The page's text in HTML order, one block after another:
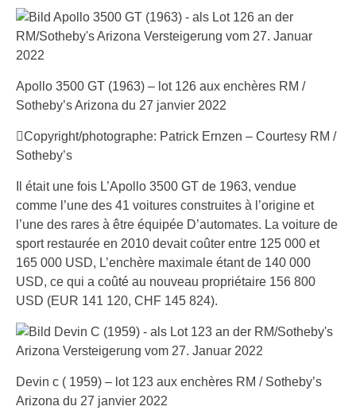
Apollo 3500 GT (1963) – lot 126 aux enchères RM /
Sotheby’s Arizona du 27 janvier 2022
Copyright/photographe: Patrick Ernzen – Courtesy RM /
Sotheby’s
Il était une fois L’Apollo 3500 GT de 1963, vendue
comme l’une des 41 voitures construites à l’origine et
l’une des rares à être équipée D’automates. La voiture de
sport restaurée en 2010 devait coûter entre 125 000 et
165 000 USD, L’enchère maximale étant de 140 000
USD, ce qui a coûté au nouveau propriétaire 156 800
USD (EUR 141 120, CHF 145 824).
Devin c ( 1959) – lot 123 aux enchères RM / Sotheby’s
Arizona du 27 janvier 2022